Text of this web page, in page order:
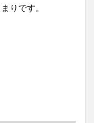
りです。